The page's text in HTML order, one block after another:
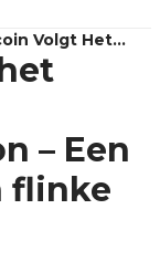
Volgt Het
– Een
– Een
flinke